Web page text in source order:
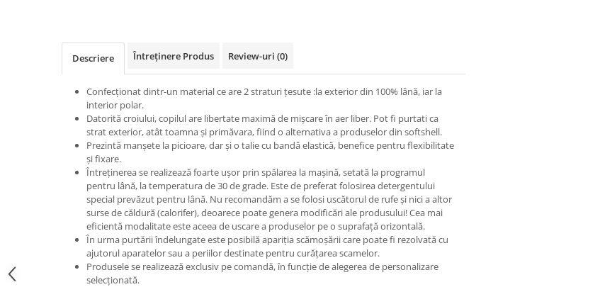
Descriere Întreținere Produs Review-uri (0)
Confecționat dintr-un material ce are 2 straturi țesute :la exterior din 100% lână, iar la
interior polar.
Datorită croiului, copilul are libertate maximă de mișcare în aer liber. Pot fi purtati ca
strat exterior, atât toamna și primăvara, fiind o alternativa a produselor din softshell.
Prezintă manșete la picioare, dar și o talie cu bandă elastică, benefice pentru flexibilitate
și fixare.
Întreținerea se realizează foarte ușor prin spălarea la mașină, setată la programul
pentru lână, la temperatura de 30 de grade. Este de preferat folosirea detergentului
special prevăzut pentru lână. Nu recomandăm a se folosi uscătorul de rufe și nici a altor
surse de căldură (calorifer), deoarece poate genera modificări ale produsului! Cea mai
eficientă modalitate este aceea de uscare a produselor pe o suprafață orizontală.
În urma purtării îndelungate este posibilă apariția scămoșării care poate fi rezolvată cu
ajutorul aparatelor sau a periilor destinate pentru curățarea scamelor.
Produsele se realizează exclusiv pe comandă, în funcție de alegerea de personalizare
selecționată.